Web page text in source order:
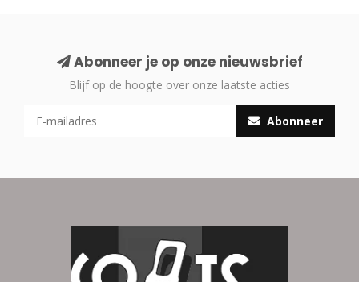
Abonneer je op onze nieuwsbrief
Blijf op de hoogte over onze laatste acties
Abonneer